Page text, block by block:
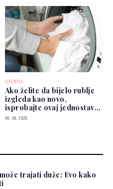
LIFESTYLE
Ako želite da bijelo rublje
izgleda kao novo,
isprobajte ovaj jednostavan
savjet
08. 08. 2026.
trajati duže: Evo kako